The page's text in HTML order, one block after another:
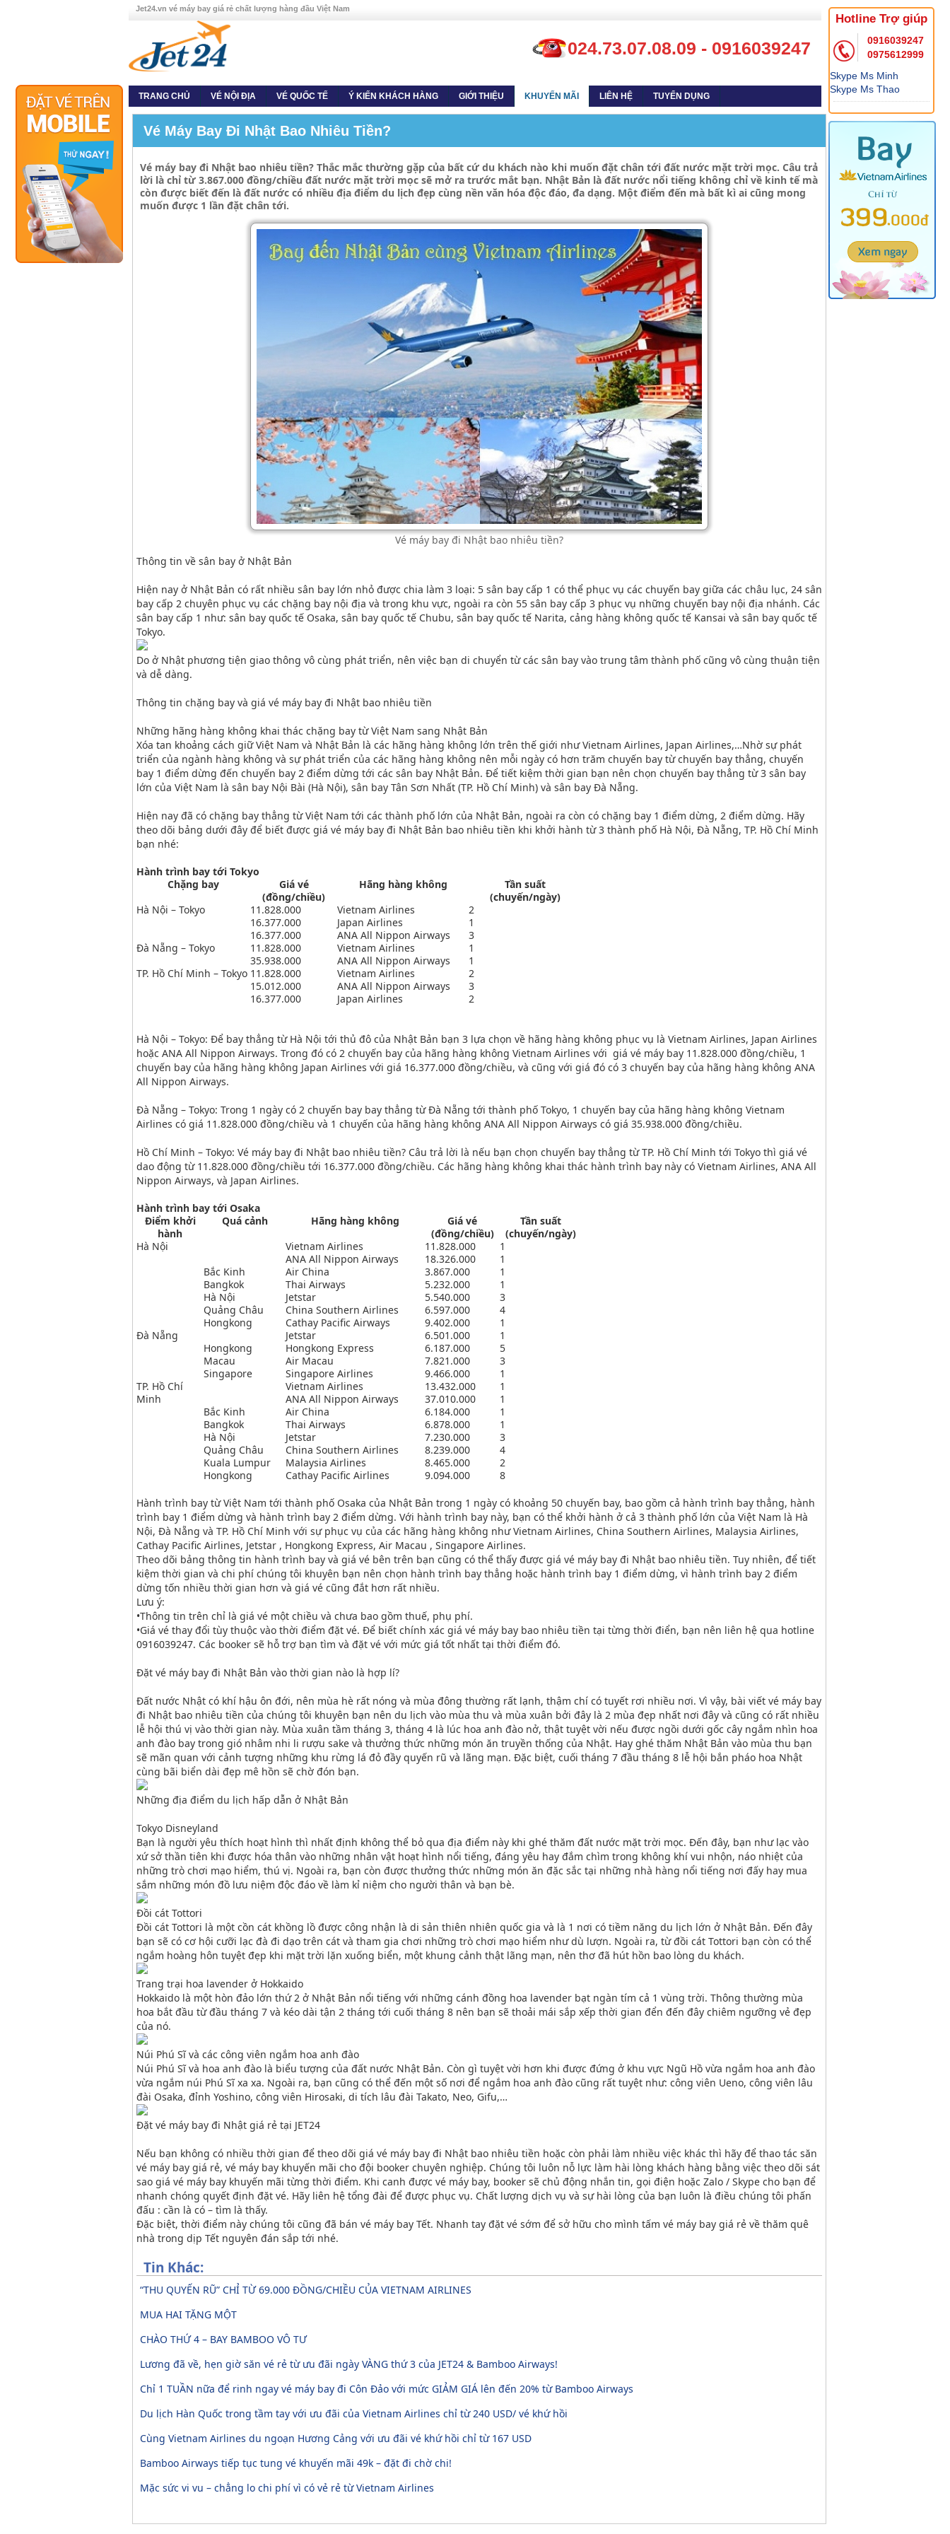
Jet24.vn vé máy bay giá rẻ chất lượng hàng đầu Việt Nam
024.73.07.08.09 - 0916039247
TRANG CHỦ VÉ NỘI ĐỊA VÉ QUỐC TẾ Ý KIẾN KHÁCH HÀNG GIỚI THIỆU KHUYẾN MÃI LIÊN HỆ TUYỂN DỤNG
Hotline Trợ giúp
0916039247
0975612999
Skype Ms Minh
Skype Ms Thao
Vé Máy Bay Đi Nhật Bao Nhiêu Tiền?
Vé máy bay đi Nhật bao nhiêu tiền? Thắc mắc thường gặp của bất cứ du khách nào khi muốn đặt chân tới đất nước mặt trời mọc. Câu trả
lời là chỉ từ 3.867.000 đồng/chiều đất nước mặt trời mọc sẽ mở ra trước mắt bạn. Nhật Bản là đất nước nổi tiếng không chỉ về kinh tế mà
còn được biết đến là đất nước có nhiều địa điểm du lịch đẹp cùng nền văn hóa độc đáo, đa dạng. Một điểm đến mà bất kì ai cũng mong
muốn được 1 lần đặt chân tới.
Vé máy bay đi Nhật bao nhiêu tiền?
Thông tin về sân bay ở Nhật Bản
Hiện nay ở Nhật Bản có rất nhiều sân bay lớn nhỏ được chia làm 3 loại: 5 sân bay cấp 1 có thể phục vụ các chuyến bay giữa các châu lục, 24 sân
bay cấp 2 chuyên phục vụ các chặng bay nội địa và trong khu vực, ngoài ra còn 55 sân bay cấp 3 phục vụ những chuyến bay nội địa nhánh. Các
sân bay cấp 1 như: sân bay quốc tế Osaka, sân bay quốc tế Chubu, sân bay quốc tế Narita, cảng hàng không quốc tế Kansai và sân bay quốc tế
Tokyo.
Do ở Nhật phương tiện giao thông vô cùng phát triển, nên việc bạn di chuyển từ các sân bay vào trung tâm thành phố cũng vô cùng thuận tiện
và dễ dàng.
Thông tin chặng bay và giá vé máy bay đi Nhật bao nhiêu tiền
Những hãng hàng không khai thác chặng bay từ Việt Nam sang Nhật Bản
Xóa tan khoảng cách giữ Việt Nam và Nhật Bản là các hãng hàng không lớn trên thế giới như Vietnam Airlines, Japan Airlines,…Nhờ sự phát
triển của ngành hàng không và sự phát triển của các hãng hàng không nên mỗi ngày có hơn trăm chuyến bay từ chuyến bay thẳng, chuyến
bay 1 điểm dừng đến chuyến bay 2 điểm dừng tới các sân bay Nhật Bản. Để tiết kiệm thời gian bạn nên chọn chuyến bay thẳng từ 3 sân bay
lớn của Việt Nam là sân bay Nội Bài (Hà Nội), sân bay Tân Sơn Nhất (TP. Hồ Chí Minh) và sân bay Đà Nẵng.
Hiện nay đã có chặng bay thẳng từ Việt Nam tới các thành phố lớn của Nhật Bản, ngoài ra còn có chặng bay 1 điểm dừng, 2 điểm dừng. Hãy
theo dõi bảng dưới đây để biết được giá vé máy bay đi Nhật Bản bao nhiêu tiền khi khởi hành từ 3 thành phố Hà Nội, Đà Nẵng, TP. Hồ Chí Minh
bạn nhé:
Hành trình bay tới Tokyo
Chặng bay
Giá vé
(đồng/chiều)
Hãng hàng không
Tần suất
(chuyến/ngày)
Hà Nội – Tokyo
11.828.000
16.377.000
16.377.000
Vietnam Airlines
Japan Airlines
ANA All Nippon Airways
2
1
3
Đà Nẵng – Tokyo
11.828.000
35.938.000
Vietnam Airlines
ANA All Nippon Airways
1
1
TP. Hồ Chí Minh – Tokyo 11.828.000
15.012.000
16.377.000
Vietnam Airlines
ANA All Nippon Airways
Japan Airlines
2
3
2
Hà Nội – Tokyo: Để bay thẳng từ Hà Nội tới thủ đô của Nhật Bản bạn 3 lựa chọn về hãng hàng không phục vụ là Vietnam Airlines, Japan Airlines
hoặc ANA All Nippon Airways. Trong đó có 2 chuyến bay của hãng hàng không Vietnam Airlines với giá vé máy bay 11.828.000 đồng/chiều, 1
chuyến bay của hãng hàng không Japan Airlines với giá 16.377.000 đồng/chiều, và cũng với giá đó có 3 chuyến bay của hãng hàng không ANA
All Nippon Airways.
Đà Nẵng – Tokyo: Trong 1 ngày có 2 chuyến bay bay thẳng từ Đà Nẵng tới thành phố Tokyo, 1 chuyến bay của hãng hàng không Vietnam
Airlines có giá 11.828.000 đồng/chiều và 1 chuyến của hãng hàng không ANA All Nippon Airways có giá 35.938.000 đồng/chiều.
Hồ Chí Minh – Tokyo: Vé máy bay đi Nhật bao nhiêu tiền? Câu trả lời là nếu bạn chọn chuyến bay thẳng từ TP. Hồ Chí Minh tới Tokyo thì giá vé
dao động từ 11.828.000 đồng/chiều tới 16.377.000 đồng/chiều. Các hãng hàng không khai thác hành trình bay này có Vietnam Airlines, ANA All
Nippon Airways, và Japan Airlines.
Hành trình bay tới Osaka
Điểm khởi
hành
Quá cảnh Hãng hàng không
Giá vé
(đồng/chiều)
Tần suất
(chuyến/ngày)
Hà Nội
Bắc Kinh
Bangkok
Hà Nội
Quảng Châu
Hongkong
Vietnam Airlines
ANA All Nippon Airways
Air China
Thai Airways
Jetstar
China Southern Airlines
Cathay Pacific Airways
11.828.000
18.326.000
3.867.000
5.232.000
5.540.000
6.597.000
9.402.000
1
1
1
1
3
4
1
Đà Nẵng
Hongkong
Macau
Singapore
Jetstar
Hongkong Express
Air Macau
Singapore Airlines
6.501.000
6.187.000
7.821.000
9.466.000
1
5
3
1
TP. Hồ Chí
Minh
Bắc Kinh
Bangkok
Hà Nội
Quảng Châu
Kuala Lumpur
Hongkong
Vietnam Airlines
ANA All Nippon Airways
Air China
Thai Airways
Jetstar
China Southern Airlines
Malaysia Airlines
Cathay Pacific Airlines
13.432.000
37.010.000
6.184.000
6.878.000
7.230.000
8.239.000
8.465.000
9.094.000
1
1
1
1
3
4
2
8
Hành trình bay từ Việt Nam tới thành phố Osaka của Nhật Bản trong 1 ngày có khoảng 50 chuyến bay, bao gồm cả hành trình bay thẳng, hành
trình bay 1 điểm dừng và hành trình bay 2 điểm dừng. Với hành trình bay này, bạn có thể khởi hành ở cả 3 thành phố lớn của Việt Nam là Hà
Nội, Đà Nẵng và TP. Hồ Chí Minh với sự phục vụ của các hãng hàng không như Vietnam Airlines, China Southern Airlines, Malaysia Airlines,
Cathay Pacific Airlines, Jetstar , Hongkong Express, Air Macau , Singapore Airlines.
Theo dõi bảng thông tin hành trình bay và giá vé bên trên bạn cũng có thể thấy được giá vé máy bay đi Nhật bao nhiêu tiền. Tuy nhiên, để tiết
kiệm thời gian và chi phí chúng tôi khuyên bạn nên chọn hành trình bay thẳng hoặc hành trình bay 1 điểm dừng, vì hành trình bay 2 điểm
dừng tốn nhiều thời gian hơn và giá vé cũng đắt hơn rất nhiều.
Lưu ý:
•Thông tin trên chỉ là giá vé một chiều và chưa bao gồm thuế, phụ phí.
•Giá vé thay đổi tùy thuộc vào thời điểm đặt vé. Để biết chính xác giá vé máy bay bao nhiêu tiền tại từng thời điển, bạn nên liên hệ qua hotline
0916039247. Các booker sẽ hỗ trợ bạn tìm và đặt vé với mức giá tốt nhất tại thời điểm đó.
Đặt vé máy bay đi Nhật Bản vào thời gian nào là hợp lí?
Đất nước Nhật có khí hậu ôn đới, nên mùa hè rất nóng và mùa đông thường rất lạnh, thậm chí có tuyết rơi nhiều nơi. Vì vậy, bài viết vé máy bay
đi Nhật bao nhiêu tiền của chúng tôi khuyên bạn nên du lịch vào mùa thu và mùa xuân bởi đây là 2 mùa đẹp nhất nơi đây và cũng có rất nhiều
lễ hội thú vị vào thời gian này. Mùa xuân tầm tháng 3, tháng 4 là lúc hoa anh đào nở, thật tuyệt vời nếu được ngồi dưới gốc cây ngắm nhìn hoa
anh đào bay trong gió nhâm nhi li rượu sake và thưởng thức những món ăn truyền thống của Nhật. Hay ghé thăm Nhật Bản vào mùa thu bạn
sẽ mãn quan với cảnh tượng những khu rừng lá đỏ đầy quyến rũ và lãng mạn. Đặc biệt, cuối tháng 7 đầu tháng 8 lễ hội bắn pháo hoa Nhật
cùng bãi biển dài đẹp mê hồn sẽ chờ đón bạn.
Những địa điểm du lịch hấp dẫn ở Nhật Bản
Tokyo Disneyland
Bạn là người yêu thích hoạt hình thì nhất định không thể bỏ qua địa điểm này khi ghé thăm đất nước mặt trời mọc. Đến đây, bạn như lạc vào
xứ sở thần tiên khi được hóa thân vào những nhân vật hoạt hình nổi tiếng, đáng yêu hay đắm chìm trong không khí vui nhộn, náo nhiệt của
những trò chơi mạo hiểm, thú vị. Ngoài ra, bạn còn được thưởng thức những món ăn đặc sắc tại những nhà hàng nổi tiếng nơi đấy hay mua
sắm những món đồ lưu niệm độc đáo về làm kỉ niệm cho người thân và bạn bè.
Đồi cát Tottori
Đồi cát Tottori là một cồn cát khồng lồ được công nhận là di sản thiên nhiên quốc gia và là 1 nơi có tiềm năng du lịch lớn ở Nhật Bản. Đến đây
bạn sẽ có cơ hội cưỡi lạc đà đi dạo trên cát và tham gia chơi những trò chơi mạo hiểm như dù lượn. Ngoài ra, từ đồi cát Tottori bạn còn có thể
ngắm hoàng hôn tuyệt đẹp khi mặt trời lặn xuống biển, một khung cảnh thật lãng mạn, nên thơ đã hút hồn bao lòng du khách.
Trang trại hoa lavender ở Hokkaido
Hokkaido là một hòn đảo lớn thứ 2 ở Nhật Bản nổi tiếng với những cánh đồng hoa lavender bạt ngàn tím cả 1 vùng trời. Thông thường mùa
hoa bắt đầu từ đầu tháng 7 và kéo dài tận 2 tháng tới cuối tháng 8 nên bạn sẽ thoải mái sắp xếp thời gian đển đến đây chiêm ngưỡng vẻ đẹp
của nó.
Núi Phú Sĩ và các công viên ngắm hoa anh đào
Núi Phú Sĩ và hoa anh đào là biểu tượng của đất nước Nhật Bản. Còn gì tuyệt vời hơn khi được đứng ở khu vực Ngũ Hồ vừa ngắm hoa anh đào
vừa ngắm núi Phú Sĩ xa xa. Ngoài ra, bạn cũng có thể đến một số nơi để ngắm hoa anh đào cũng rất tuyệt như: công viên Ueno, công viên lâu
đài Osaka, đỉnh Yoshino, công viên Hirosaki, di tích lâu đài Takato, Neo, Gifu,…
Đặt vé máy bay đi Nhật giá rẻ tại JET24
Nếu bạn không có nhiều thời gian để theo dõi giá vé máy bay đi Nhật bao nhiêu tiền hoặc còn phải làm nhiều việc khác thì hãy để thao tác săn
vé máy bay giá rẻ, vé máy bay khuyến mãi cho đội booker chuyên nghiệp. Chúng tôi luôn nỗ lực làm hài lòng khách hàng bằng việc theo dõi sát
sao giá vé máy bay khuyến mãi từng thời điểm. Khi canh được vé máy bay, booker sẽ chủ động nhắn tin, gọi điện hoặc Zalo / Skype cho bạn để
nhanh chóng quyết định đặt vé. Hãy liên hệ tổng đài để được phục vụ. Chất lượng dịch vụ và sự hài lòng của bạn luôn là điều chúng tôi phấn
đấu : cần là có – tìm là thấy.
Đặc biệt, thời điểm này chúng tôi cũng đã bán vé máy bay Tết. Nhanh tay đặt vé sớm để sở hữu cho mình tấm vé máy bay giá rẻ về thăm quê
nhà trong dịp Tết nguyên đán sắp tới nhé.
Tin Khác:
“THU QUYẾN RŨ” CHỈ TỪ 69.000 ĐỒNG/CHIỀU CỦA VIETNAM AIRLINES
MUA HAI TẶNG MỘT
CHÀO THỨ 4 – BAY BAMBOO VÔ TƯ
Lương đã về, hẹn giờ săn vé rẻ từ ưu đãi ngày VÀNG thứ 3 của JET24 & Bamboo Airways!
Chỉ 1 TUẦN nữa để rinh ngay vé máy bay đi Côn Đảo với mức GIẢM GIÁ lên đến 20% từ Bamboo Airways
Du lịch Hàn Quốc trong tầm tay với ưu đãi của Vietnam Airlines chỉ từ 240 USD/ vé khứ hồi
Cùng Vietnam Airlines du ngoạn Hương Cảng với ưu đãi vé khứ hồi chỉ từ 167 USD
Bamboo Airways tiếp tục tung vé khuyến mãi 49k – đặt đi chờ chi!
Mặc sức vi vu – chẳng lo chi phí vì có vẻ rẻ từ Vietnam Airlines